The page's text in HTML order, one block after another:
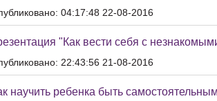
04:17:48 22-08-2016
"Как вести себя с
22:43:56 21-08-2016
научить ребенка быть